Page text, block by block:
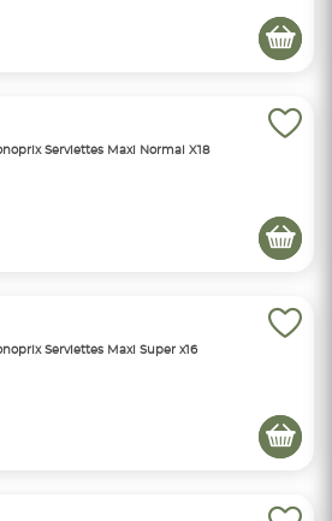
Serviettes Maxi Normal X18
Serviettes Maxi Super x16